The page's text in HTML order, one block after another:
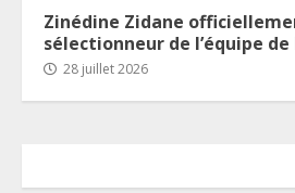
Zinédine Zidane
sélectionneur de l’équipe de
28 juillet 2026